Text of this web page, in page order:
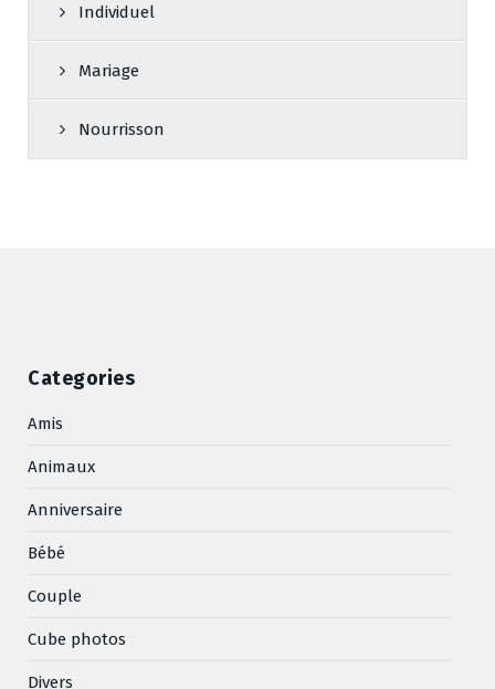
Individuel
Mariage
Nourrisson
Categories
Amis
Animaux
Anniversaire
Bébé
Couple
Cube photos
Divers